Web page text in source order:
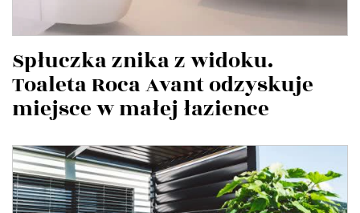
Spłuczka znika z widoku.
Toaleta Roca Avant odzyskuje
miejsce w małej łazience